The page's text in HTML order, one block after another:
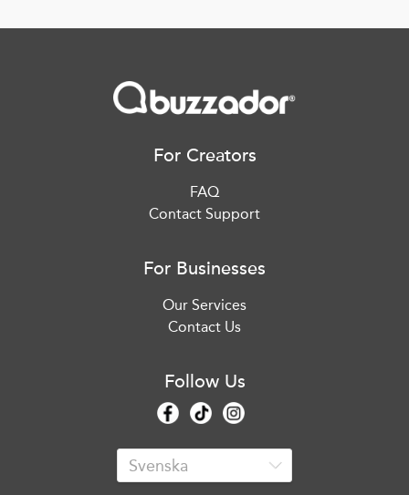
For Creators
FAQ
Contact Support
For Businesses
Our Services
Contact Us
Follow Us